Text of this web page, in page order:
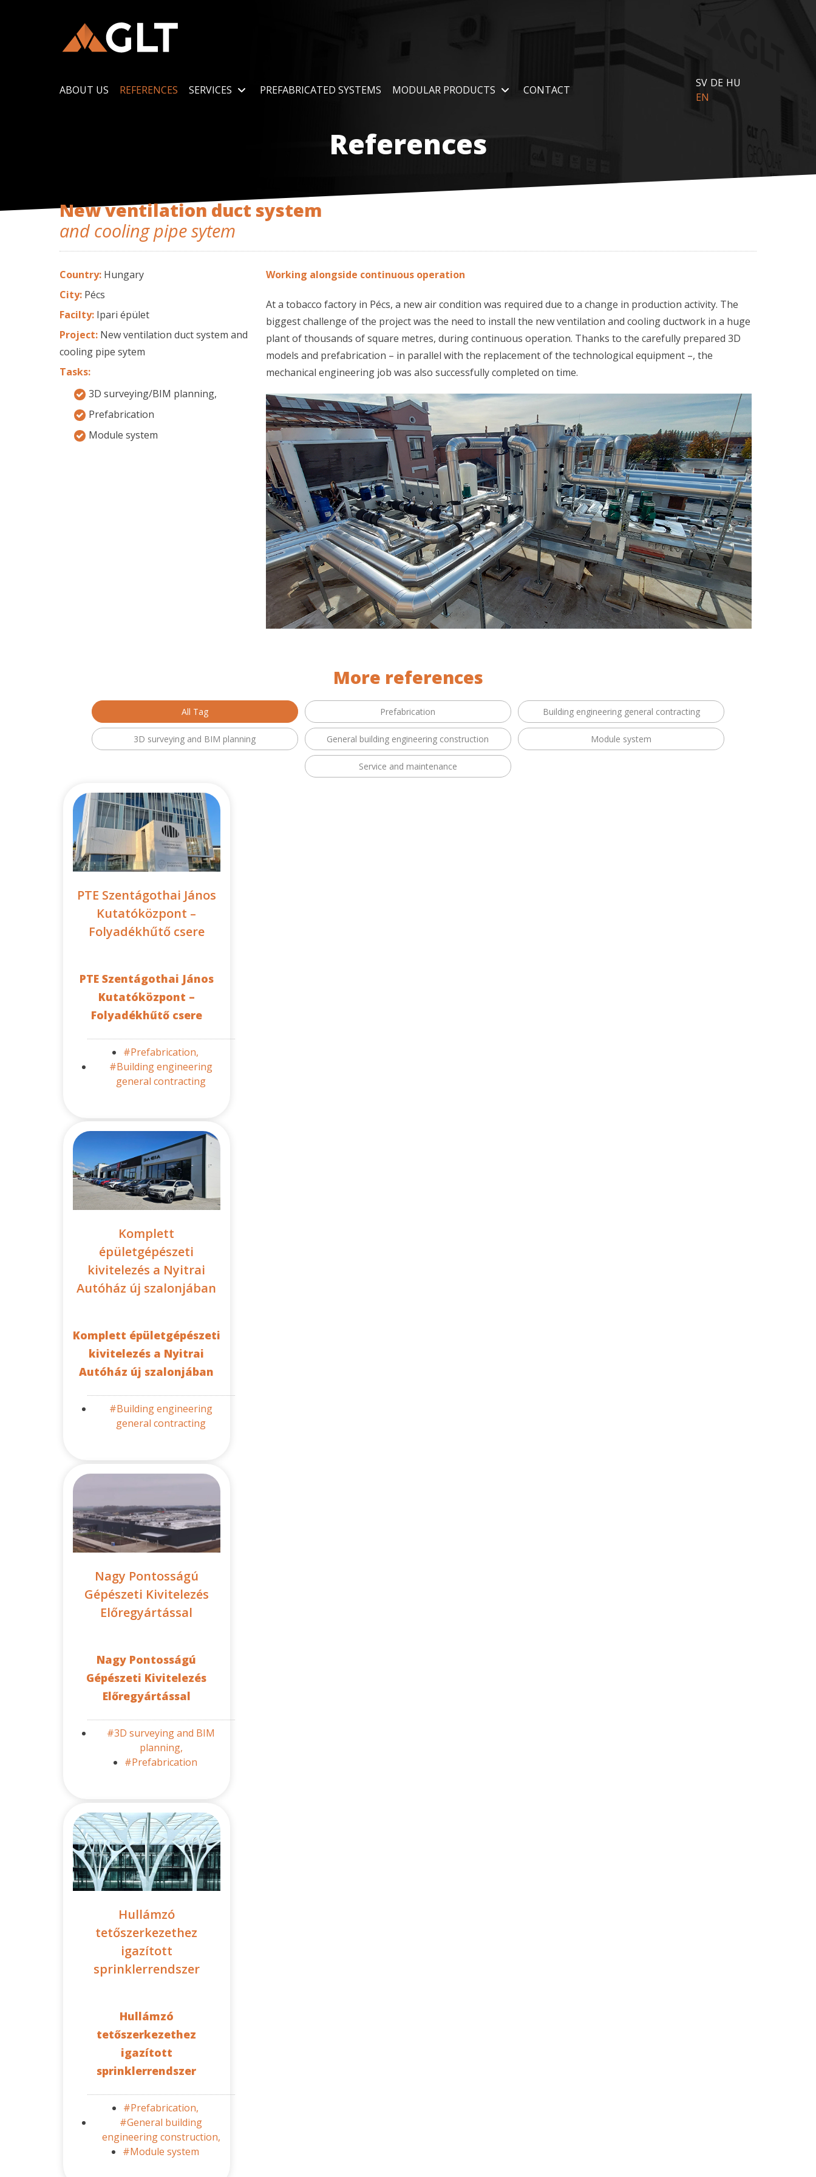
ABOUT US REFERENCES SERVICES PREFABRICATED SYSTEMS MODULAR PRODUCTS CONTACT
SV DE HU
EN
References
New ventilation duct system
and cooling pipe sytem
Country: Hungary
City: Pécs
Facilty: Ipari épület
Project: New ventilation duct system and
cooling pipe sytem
Tasks:
3D surveying/BIM planning,
Prefabrication
Module system
Working alongside continuous operation
At a tobacco factory in Pécs, a new air condition was required due to a change in production activity. The
biggest challenge of the project was the need to install the new ventilation and cooling ductwork in a huge
plant of thousands of square metres, during continuous operation. Thanks to the carefully prepared 3D
models and prefabrication – in parallel with the replacement of the technological equipment –, the
mechanical engineering job was also successfully completed on time.
More references
All Tag Prefabrication Building engineering general contracting
3D surveying and BIM planning General building engineering construction Module system
Service and maintenance
PTE Szentágothai János
Kutatóközpont –
Folyadékhűtő csere
PTE Szentágothai János
Kutatóközpont –
Folyadékhűtő csere
#Prefabrication,
#Building engineering
general contracting
Komplett
épületgépészeti
kivitelezés a Nyitrai
Autóház új szalonjában
Komplett épületgépészeti
kivitelezés a Nyitrai
Autóház új szalonjában
#Building engineering
general contracting
Nagy Pontosságú
Gépészeti Kivitelezés
Előregyártással
Nagy Pontosságú
Gépészeti Kivitelezés
Előregyártással
#3D surveying and BIM
planning,
#Prefabrication
Hullámzó
tetőszerkezethez
igazított
sprinklerrendszer
Hullámzó
tetőszerkezethez
igazított
sprinklerrendszer
#Prefabrication,
#General building
engineering construction,
#Module system